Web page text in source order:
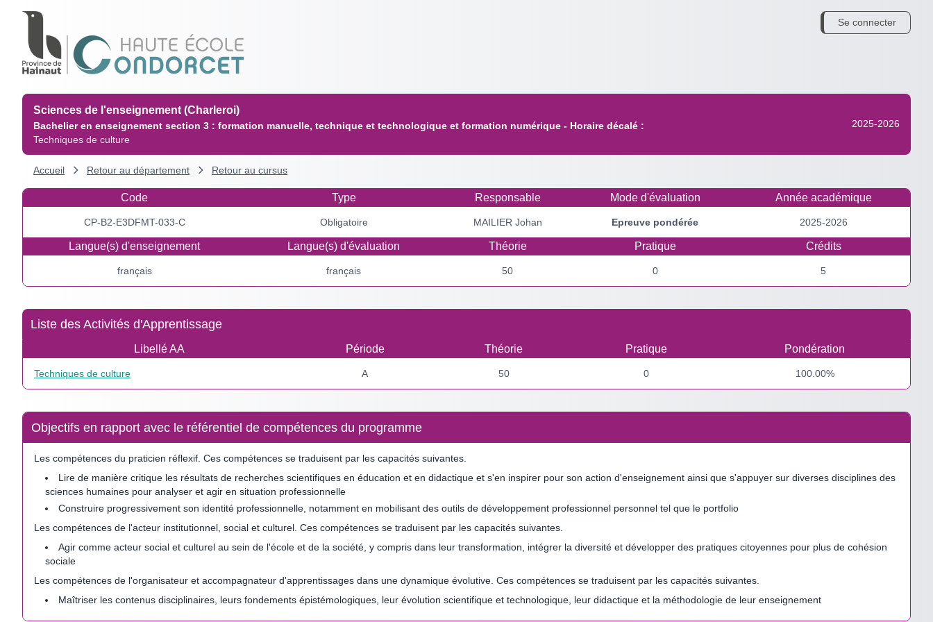
Se connecter
Sciences de l'enseignement (Charleroi)
Bachelier en enseignement section 3 : formation manuelle, technique et technologique et formation numérique - Horaire décalé :
Techniques de culture
2025-2026
Accueil Retour au département Retour au cursus
Code Type Responsable Mode d'évaluation Année académique
CP-B2-E3DFMT-033-C Obligatoire MAILIER Johan Epreuve pondérée 2025-2026
Langue(s) d'enseignement Langue(s) d'évaluation Théorie Pratique Crédits
français français 50 0 5
Liste des Activités d'Apprentissage
Libellé AA Période Théorie Pratique Pondération
Techniques de culture A 50 0 100.00%
Objectifs en rapport avec le référentiel de compétences du programme
Les compétences du praticien réflexif. Ces compétences se traduisent par les capacités suivantes.
Lire de manière critique les résultats de recherches scientifiques en éducation et en didactique et s'en inspirer pour son action d'enseignement ainsi que s'appuyer sur diverses disciplines des
sciences humaines pour analyser et agir en situation professionnelle
Construire progressivement son identité professionnelle, notamment en mobilisant des outils de développement professionnel personnel tel que le portfolio
Les compétences de l'acteur institutionnel, social et culturel. Ces compétences se traduisent par les capacités suivantes.
Agir comme acteur social et culturel au sein de l'école et de la société, y compris dans leur transformation, intégrer la diversité et développer des pratiques citoyennes pour plus de cohésion
sociale
Les compétences de l'organisateur et accompagnateur d'apprentissages dans une dynamique évolutive. Ces compétences se traduisent par les capacités suivantes.
Maîtriser les contenus disciplinaires, leurs fondements épistémologiques, leur évolution scientifique et technologique, leur didactique et la méthodologie de leur enseignement